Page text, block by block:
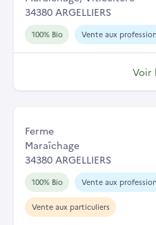
34380 ARGELLIERS
100% Bio Vente aux
Voir
Ferme
Maraîchage
34380 ARGELLIERS
100% Bio Vente aux
Vente aux particuliers